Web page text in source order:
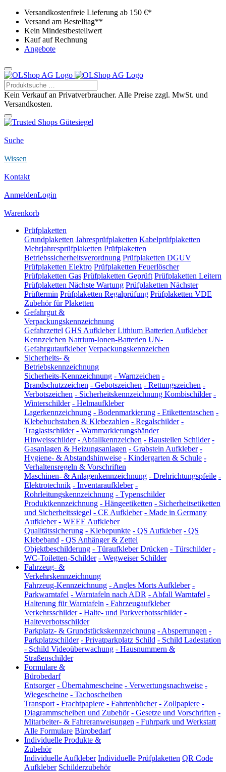
Versandkostenfreie Lieferung ab 150 €*
Versand am Bestelltag**
Kein Mindestbestellwert
Kauf auf Rechnung
Angebote
Kein Verkauf an Privatverbraucher. Alle Preise zzgl. MwSt. und
Versandkosten.
Suche
Wissen
Kontakt
AnmeldenLogin
Warenkorb
Prüfplaketten
Grundplaketten Jahresprüfplaketten Kabelprüfplaketten
Mehrjahresprüfplaketten Prüfplaketten
Betriebssicherheitsverordnung Prüfplaketten DGUV
Prüfplaketten Elektro Prüfplaketten Feuerlöscher
Prüfplaketten Gas Prüfplaketten Geprüft Prüfplaketten Leitern
Prüfplaketten Nächste Wartung Prüfplaketten Nächster
Prüftermin Prüfplaketten Regalprüfung Prüfplaketten VDE
Zubehör für Plaketten
Gefahrgut &
Verpackungskennzeichnung
Gefahrzettel GHS Aufkleber Lithium Batterien Aufkleber
Kennzeichen Natrium-Ionen-Batterien UN-
Gefahrgutaufkleber Verpackungskennzeichen
Sicherheits- &
Betriebskennzeichnung
Sicherheits-Kennzeichnung - Warnzeichen -
Brandschutzzeichen - Gebotszeichen - Rettungszeichen -
Verbotszeichen - Sicherheitskennzeichnung Kombischilder -
Winterschilder - Helmaufkleber
Lagerkennzeichnung - Bodenmarkierung - Etikettentaschen -
Klebebuchstaben & Klebezahlen - Regalschilder -
Traglastschilder - Warnmarkierungsbänder
Hinweisschilder - Abfallkennzeichen - Baustellen Schilder -
Gasanlagen & Heizungsanlagen - Grabstein Aufkleber -
Hygiene- & Abstandshinweise - Kindergarten & Schule -
Verhaltensregeln & Vorschriften
Maschinen- & Anlagenkennzeichnung - Drehrichtungspfeile -
Elektrotechnik - Inventaraufkleber -
Rohrleitungskennzeichnung - Typenschilder
Produktkennzeichnung - Hängeetiketten - Sicherheitsetiketten
und Sicherheitssiegel - CE Aufkleber - Made in Germany
Aufkleber - WEEE Aufkleber
Qualitätssicherung - Klebepunkte - QS Aufkleber - QS
Klebeband - QS Anhänger & Zettel
Objektbeschilderung - Türaufkleber Drücken - Türschilder -
WC-Toiletten-Schilder - Wegweiser Schilder
Fahrzeug- &
Verkehrskennzeichnung
Fahrzeug-Kennzeichnung - Angles Morts Aufkleber -
Parkwarntafel - Warntafeln nach ADR - Abfall Warntafel -
Halterung für Warntafeln - Fahrzeugaufkleber
Verkehrsschilder - Halte- und Parkverbotsschilder -
Halteverbotsschilder
Parkplatz- & Grundstückskennzeichnung - Absperrungen -
Parkplatzschilder - Privatparkplatz Schild - Schild Ladestation
- Schild Videoüberwachung - Hausnummern &
Straßenschilder
Formulare &
Bürobedarf
Entsorger - Übernahmescheine - Verwertungsnachweise -
Wiegescheine - Tachoscheiben
Transport - Frachtpapiere - Fahrtenbücher - Zollpapiere -
Diagrammscheiben und Zubehör - Gesetze und Vorschriften -
Mitarbeiter- & Fahreranweisungen - Fuhrpark und Werkstatt
Alle Formulare Bürobedarf
Individuelle Produkte &
Zubehör
Individuelle Aufkleber Individuelle Prüfplaketten QR Code
Aufkleber Schilderzubehör